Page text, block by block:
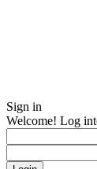
Sign in
Welcome! Log